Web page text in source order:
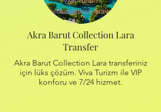
Akra Barut Collection Lara
Transfer
Akra Barut Collection Lara transferiniz
için lüks çözüm. Viva Turizm ile VIP
konforu ve 7/24 hizmet.